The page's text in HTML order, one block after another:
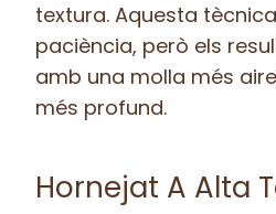
textura. Aquesta
paciència, però els
amb una molla més
més profund.
Hornejat A Alta